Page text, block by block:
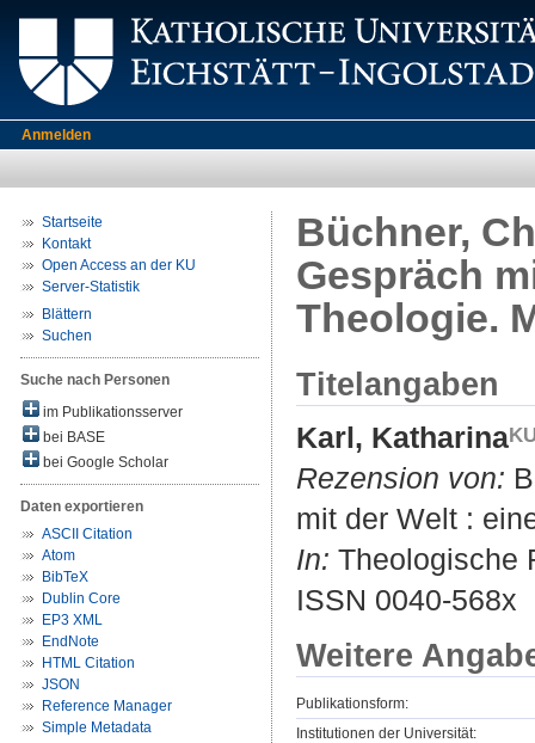
Anmelden
Startseite
Kontakt
Open Access an der KU
Server-Statistik
Blättern
Suchen
Suche nach Personen
im Publikationsserver
bei BASE
bei Google Scholar
Daten exportieren
ASCII Citation
Atom
BibTeX
Dublin Core
EP3 XML
EndNote
HTML Citation
JSON
Reference Manager
Simple Metadata
Büchner,
Gespräch
Theologie.
Titelangaben
Karl, Katharina
Rezension von:
mit der Welt :
In: Theologische
ISSN 0040-568x
Weitere
Publikationsform:
Institutionen der Universität: